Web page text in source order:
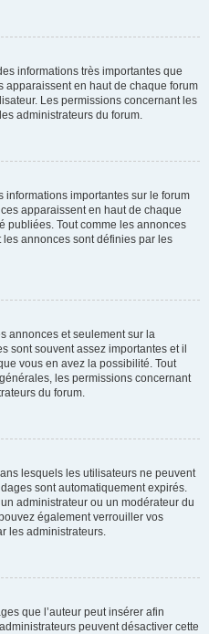
informations très importantes que
apparaissent en haut de chaque forum
Les permissions concernant les
administrateurs du forum.
informations importantes sur le forum
apparaissent en haut de chaque
publiées. Tout comme les annonces
annonces sont définies par les
annonces et seulement sur la
sont souvent assez importantes et il
vous en avez la possibilité. Tout
les permissions concernant
du forum.
lesquels les utilisateurs ne peuvent
sont automatiquement expirés.
administrateur ou un modérateur du
également verrouiller vos
les administrateurs.
que l’auteur peut insérer afin
peuvent désactiver cette